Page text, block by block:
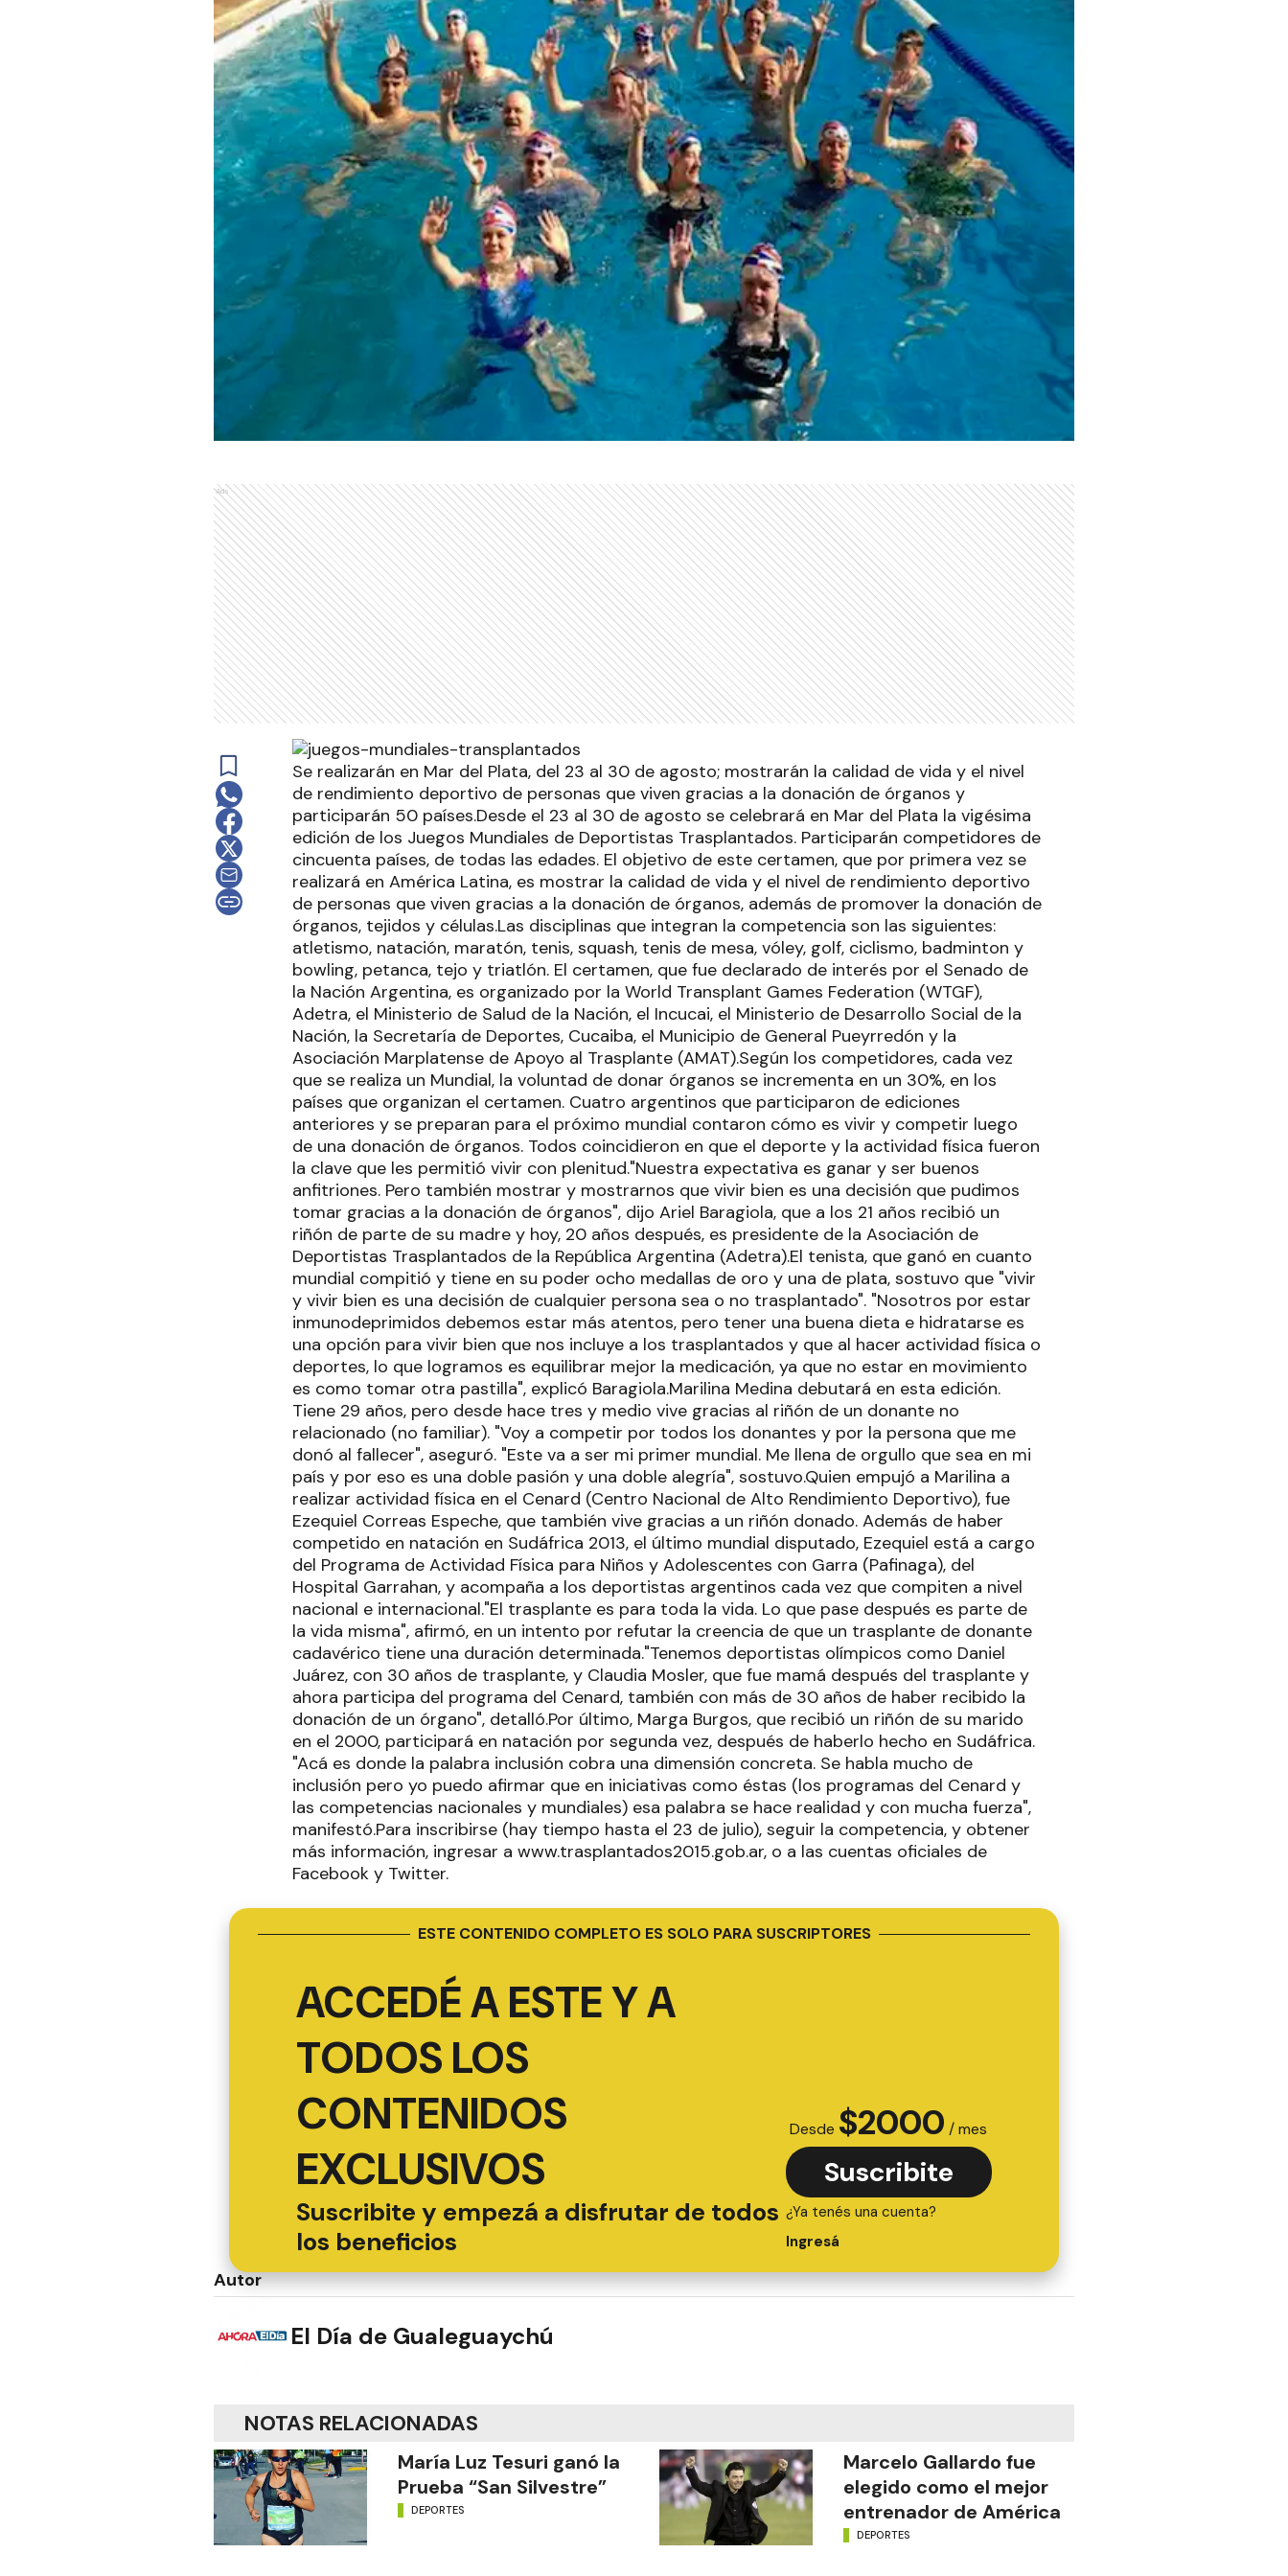
Ads
Se realizarán en Mar del Plata, del 23 al 30 de agosto; mostrarán la calidad de vida y el nivel
de rendimiento deportivo de personas que viven gracias a la donación de órganos y
participarán 50 países.Desde el 23 al 30 de agosto se celebrará en Mar del Plata la vigésima
edición de los Juegos Mundiales de Deportistas Trasplantados. Participarán competidores de
cincuenta países, de todas las edades. El objetivo de este certamen, que por primera vez se
realizará en América Latina, es mostrar la calidad de vida y el nivel de rendimiento deportivo
de personas que viven gracias a la donación de órganos, además de promover la donación de
órganos, tejidos y células.Las disciplinas que integran la competencia son las siguientes:
atletismo, natación, maratón, tenis, squash, tenis de mesa, vóley, golf, ciclismo, badminton y
bowling, petanca, tejo y triatlón. El certamen, que fue declarado de interés por el Senado de
la Nación Argentina, es organizado por la World Transplant Games Federation (WTGF),
Adetra, el Ministerio de Salud de la Nación, el Incucai, el Ministerio de Desarrollo Social de la
Nación, la Secretaría de Deportes, Cucaiba, el Municipio de General Pueyrredón y la
Asociación Marplatense de Apoyo al Trasplante (AMAT).Según los competidores, cada vez
que se realiza un Mundial, la voluntad de donar órganos se incrementa en un 30%, en los
países que organizan el certamen. Cuatro argentinos que participaron de ediciones
anteriores y se preparan para el próximo mundial contaron cómo es vivir y competir luego
de una donación de órganos. Todos coincidieron en que el deporte y la actividad física fueron
la clave que les permitió vivir con plenitud."Nuestra expectativa es ganar y ser buenos
anfitriones. Pero también mostrar y mostrarnos que vivir bien es una decisión que pudimos
tomar gracias a la donación de órganos", dijo Ariel Baragiola, que a los 21 años recibió un
riñón de parte de su madre y hoy, 20 años después, es presidente de la Asociación de
Deportistas Trasplantados de la República Argentina (Adetra).El tenista, que ganó en cuanto
mundial compitió y tiene en su poder ocho medallas de oro y una de plata, sostuvo que "vivir
y vivir bien es una decisión de cualquier persona sea o no trasplantado". "Nosotros por estar
inmunodeprimidos debemos estar más atentos, pero tener una buena dieta e hidratarse es
una opción para vivir bien que nos incluye a los trasplantados y que al hacer actividad física o
deportes, lo que logramos es equilibrar mejor la medicación, ya que no estar en movimiento
es como tomar otra pastilla", explicó Baragiola.Marilina Medina debutará en esta edición.
Tiene 29 años, pero desde hace tres y medio vive gracias al riñón de un donante no
relacionado (no familiar). "Voy a competir por todos los donantes y por la persona que me
donó al fallecer", aseguró. "Este va a ser mi primer mundial. Me llena de orgullo que sea en mi
país y por eso es una doble pasión y una doble alegría", sostuvo.Quien empujó a Marilina a
realizar actividad física en el Cenard (Centro Nacional de Alto Rendimiento Deportivo), fue
Ezequiel Correas Espeche, que también vive gracias a un riñón donado. Además de haber
competido en natación en Sudáfrica 2013, el último mundial disputado, Ezequiel está a cargo
del Programa de Actividad Física para Niños y Adolescentes con Garra (Pafinaga), del
Hospital Garrahan, y acompaña a los deportistas argentinos cada vez que compiten a nivel
nacional e internacional."El trasplante es para toda la vida. Lo que pase después es parte de
la vida misma", afirmó, en un intento por refutar la creencia de que un trasplante de donante
cadavérico tiene una duración determinada."Tenemos deportistas olímpicos como Daniel
Juárez, con 30 años de trasplante, y Claudia Mosler, que fue mamá después del trasplante y
ahora participa del programa del Cenard, también con más de 30 años de haber recibido la
donación de un órgano", detalló.Por último, Marga Burgos, que recibió un riñón de su marido
en el 2000, participará en natación por segunda vez, después de haberlo hecho en Sudáfrica.
"Acá es donde la palabra inclusión cobra una dimensión concreta. Se habla mucho de
inclusión pero yo puedo afirmar que en iniciativas como éstas (los programas del Cenard y
las competencias nacionales y mundiales) esa palabra se hace realidad y con mucha fuerza",
manifestó.Para inscribirse (hay tiempo hasta el 23 de julio), seguir la competencia, y obtener
más información, ingresar a www.trasplantados2015.gob.ar, o a las cuentas oficiales de
Facebook y Twitter.
ESTE CONTENIDO COMPLETO ES SOLO PARA SUSCRIPTORES
ACCEDÉ A ESTE Y A
TODOS LOS
CONTENIDOS
EXCLUSIVOS
Suscribite y empezá a disfrutar de todos
los beneficios
Desde $2000 / mes
Suscribite
¿Ya tenés una cuenta?
Ingresá
Autor
El Día de Gualeguaychú
NOTAS RELACIONADAS
María Luz Tesuri ganó la
Prueba “San Silvestre”
DEPORTES
Marcelo Gallardo fue
elegido como el mejor
entrenador de América
DEPORTES